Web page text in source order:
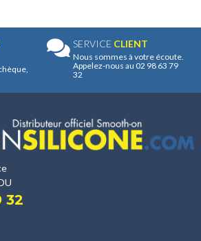
SERVICE CLIENT
Nous sommes à votre écoute.
Appelez-nous au 02 98 63 79
32
32